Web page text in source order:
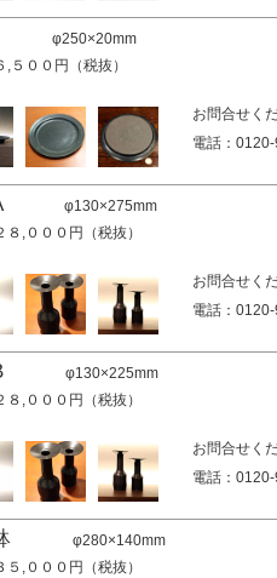
φ250×20mm
,５００円（税抜）
お問合せく
電話：
A
φ130×275mm
８,０００円（税抜）
お問合せく
電話：
B
φ130×225mm
８,０００円（税抜）
お問合せく
電話：
鉢
φ280×140mm
５,０００円（税抜）